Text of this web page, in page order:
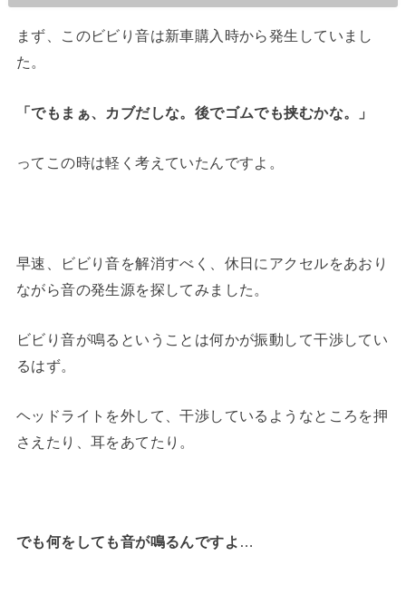
まず、このビビり音は新車購入時から発生していまし
た。
「でもまぁ、カブだしな。後でゴムでも挟むかな。」
ってこの時は軽く考えていたんですよ。
早速、ビビり音を解消すべく、休日にアクセルをあおり
ながら音の発生源を探してみました。
ビビり音が鳴るということは何かが振動して干渉してい
るはず。
ヘッドライトを外して、干渉しているようなところを押
さえたり、耳をあてたり。
でも何をしても音が鳴るんですよ …